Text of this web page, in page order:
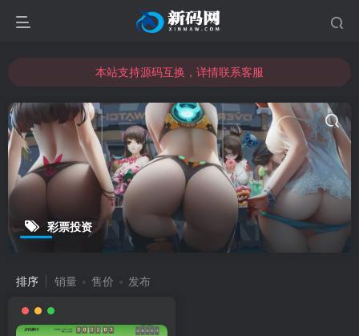
本站支持源码互换，详情联系客服
本站支持源码互换，详情联系客服
彩票投资
排序 销量 售价 发布